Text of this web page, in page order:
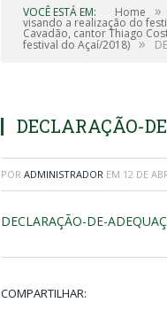
VOCÊ ESTÁ EM: Home »
visando a realização do
Cavadão, cantor Thiago
festival do Açaí/2018) »
DECLARAÇÃO-
POR ADMINISTRADOR EM 12 DE
DECLARAÇÃO-DE-
COMPARTILHAR: